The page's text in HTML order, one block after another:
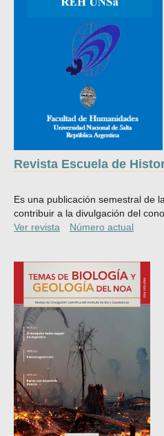
Revista Escuela de
Es una publicación semestral de
contribuir a la divulgación del
Ver revista
Número actual